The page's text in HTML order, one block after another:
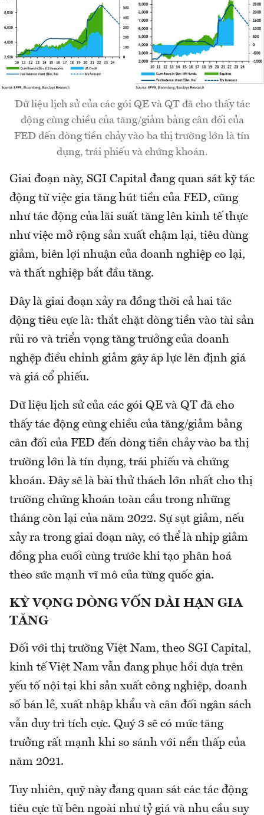
Dữ liệu lịch sử của các gói QE và QT đã cho thấy tác
động cùng chiều của tăng/giảm bảng cân đối của
FED đến dòng tiền chảy vào ba thị trường lớn là tín
dụng, trái phiếu và chứng khoán.
Giai đoạn này, SGI Capital đang quan sát kỹ tác
động từ việc gia tăng hút tiền của FED, cũng
như tác động của lãi suất tăng lên kinh tế thực
như việc mở rộng sản xuất chậm lại, tiêu dùng
giảm, biên lợi nhuận của doanh nghiệp co lại,
và thất nghiệp bắt đầu tăng.
Đây là giai đoạn xảy ra đồng thời cả hai tác
động tiêu cực là: thắt chặt dòng tiền vào tài sản
rủi ro và triển vọng tăng trưởng của doanh
nghệp điều chỉnh giảm gây áp lực lên định giá
và giá cổ phiếu.
Dữ liệu lịch sử của các gói QE và QT đã cho
thấy tác động cùng chiều của tăng/giảm bảng
cân đối của FED đến dòng tiền chảy vào ba thị
trường lớn là tín dụng, trái phiếu và chứng
khoán. Đây sẽ là bài thử thách lớn nhất cho thị
trường chứng khoán toàn cầu trong những
tháng còn lại của năm 2022. Sự sụt giảm, nếu
xảy ra trong giai đoạn này, có thể là nhịp giảm
đồng pha cuối cùng trước khi tạo phân hoá
theo sức mạnh vĩ mô của từng quốc gia.
KỲ VỌNG DÒNG VỐN DÀI HẠN GIA
TĂNG
Đối với thị trường Việt Nam, theo SGI Capital,
kinh tế Việt Nam vẫn đang phục hồi dựa trên
yếu tố nội tại khi sản xuất công nghiệp, doanh
số bán lẻ, xuất nhập khẩu và cân đối ngân sách
vẫn duy trì tích cực. Quý 3 sẽ có mức tăng
trưởng rất mạnh khi so sánh với nền thấp của
năm 2021.
Tuy nhiên, quỹ này đang quan sát các tác động
tiêu cực từ bên ngoài như tỷ giá và nhu cầu suy